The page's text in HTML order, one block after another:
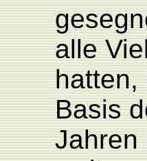
alle
hatten,
Basis
Jahren